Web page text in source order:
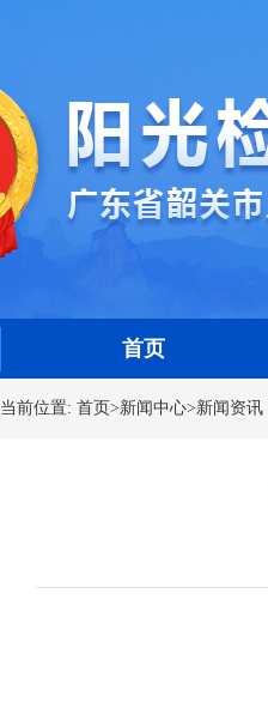
首页
当前位置: 首页>新闻中心>新闻资讯